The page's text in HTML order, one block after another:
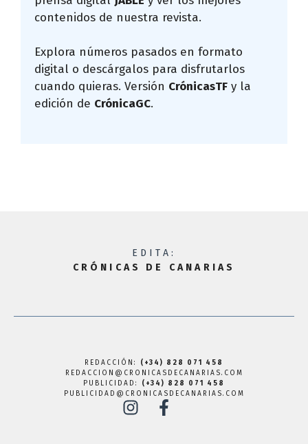
contenidos de nuestra revista.
Explora números pasados en formato
digital o descárgalos para disfrutarlos
cuando quieras. Versión CrónicasTF y la
edición de CrónicaGC.
EDITA:
CRÓNICAS DE CANARIAS
REDACCIÓN: (+34) 828 071 458
REDACCION@CRONICASDECANARIAS.COM
PUBLICIDAD: (+34) 828 071 458
PUBLICIDAD@CRONICASDECANARIAS.COM